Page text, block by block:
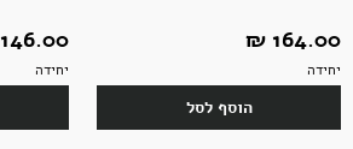
164.00 ‏₪
יחידה
הוסף לסל
146.00 ‏₪
יחידה